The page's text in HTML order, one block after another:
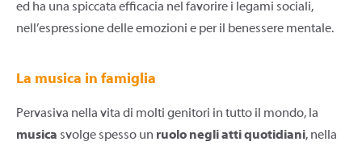
ed ha una spiccata efficacia nel favorire i legami sociali,
nell’espressione delle emozioni e per il benessere mentale.
La musica in famiglia
Pervasiva nella vita di molti genitori in tutto il mondo, la
musica svolge spesso un ruolo negli atti quotidiani, nella